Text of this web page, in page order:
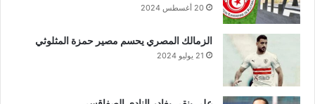
20 أغسطس 2024
الزمالك المصري يحسم مصير حمزة المثلوثي
21 يوليو 2024